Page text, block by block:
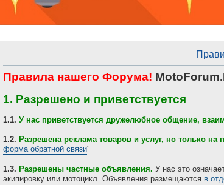
Правила нашего Форума!
1. Разрешено и приветствуется
1.1. У нас приветствуется дружелюбное общение,
1.2. Разрешена реклама товаров и услуг, но только на
форма обратной связи"
1.3. Разрешены частные объявления. У нас это
экипировку или мотоцикл. Объявления размещаются в